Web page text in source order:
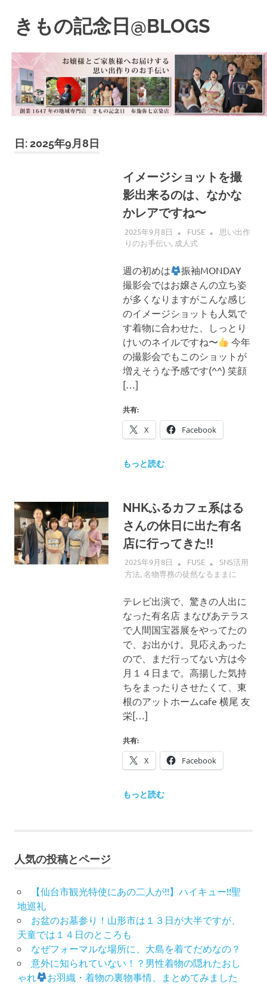
きもの記念日@BLOGS
物
初
心
者
で
も、
し
日:2025年9月8日
イメージショットを撮
影出来るのは、なかな
かレアですね〜
2025年9月8日 FUSE
思い出作
りのお手伝い, 成人式
週の初めは
振袖MONDAY
撮影会ではお嬢さんの立ち姿
が多くなりますがこんな感じ
のイメージショットも人気で
す着物に合わせた、しっとり
けいのネイルですね〜
今年
の撮影会でもこのショットが
増えそうな予感です(^^) 笑顔
[…]
共有:
X Facebook
もっと読む
NHKふるカフェ系はる
さんの休日に出た有名
店に行ってきた!!
2025年9月8日 FUSE
SNS活用
方法,名物専務の徒然なるままに
テレビ出演で、驚きの人出に
なった有名店 まなびあテラス
で人間国宝器展をやってたの
で、お出かけ。見応えあった
ので、まだ行ってない方は今
月１４日まで。高揚した気持
ちをまったりさせたくて、東
根のアットホームcafe 横尾 友
栄[…]
共有:
X Facebook
もっと読む
人気の投稿とページ
【仙台市観光特使にあの二人が!!】ハイキュー!!聖
地巡礼
お盆のお墓参り！山形市は１３日が大半ですが、
天童では１４日のところも
なぜフォーマルな場所に、大島を着てだめなの？
意外に知られていない！？男性着物の隠れたおし
ゃれ
お羽織・着物の裏物事情、まとめてみました